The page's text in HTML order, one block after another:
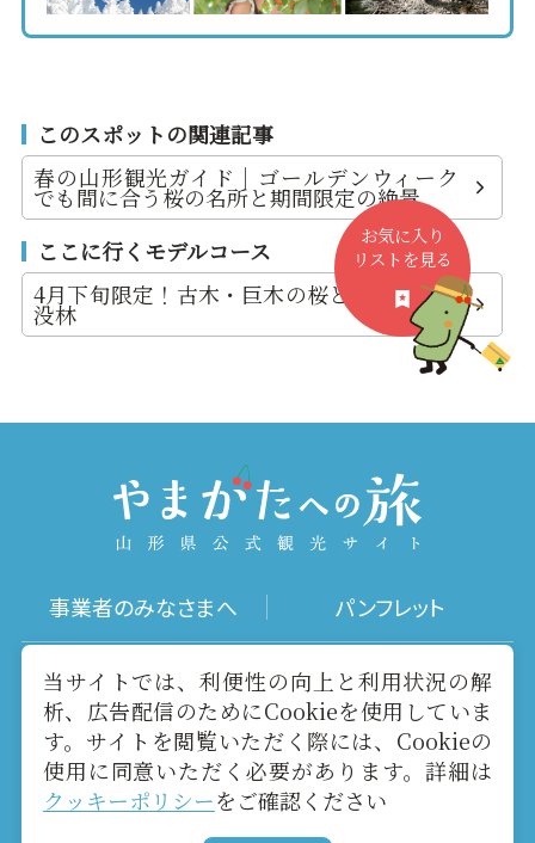
このスポットの関連記事
春の山形観光ガイド｜ゴールデンウィーク
でも間に合う桜の名所と期間限定の絶景
ここに行くモデルコース
4月下旬限定！古木・巨木の桜と白川ダム水
没林
お気に入り
リストを見る
事業者のみなさまへ パンフレット
写真ダウンロード 動画ギャラリー
お役立ちリンク 当サイトについて
メールマガジン お問い合わせ
当サイトでは、利便性の向上と利用状況の解
析、広告配信のためにCookieを使用していま
す。サイトを閲覧いただく際には、Cookieの
使用に同意いただく必要があります。詳細は
クッキーポリシーをご確認ください